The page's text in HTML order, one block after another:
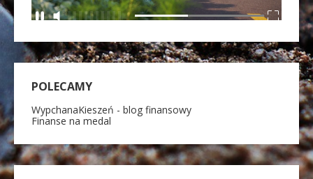
POLECAMY
WypchanaKieszeń - blog finansowy
Finanse na medal